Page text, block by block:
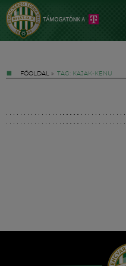
FŐOLDAL » TAG: KAJAK-KENU
Hírek